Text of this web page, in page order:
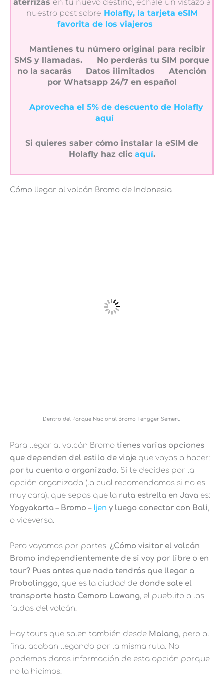
aterrizas en tu nuevo destino, échale un vistazo a
nuestro post sobre Holafly, la tarjeta eSIM
favorita de los viajeros
Mantienes tu número original para recibir
SMS y llamadas.
No perderás tu SIM porque
no la sacarás
Datos ilimitados
Atención
por Whatsapp 24/7 en español
Aprovecha el 5% de descuento de Holafly
aquí
Si quieres saber cómo instalar la eSIM de
Holafly haz clic aquí.
Cómo llegar al volcán Bromo de Indonesia
Dentro del Parque Nacional Bromo Tengger Semeru
Para llegar al volcán Bromo tienes varias opciones
que dependen del estilo de viaje que vayas a hacer:
por tu cuenta o organizado. Si te decides por la
opción organizada (la cual recomendamos si no es
muy cara), que sepas que la ruta estrella en Java es:
Yogyakarta – Bromo – Ijen y luego conectar con Bali,
o viceversa.
Pero vayamos por partes. ¿Cómo visitar el volcán
Bromo independientemente de si voy por libre o en
tour? Pues antes que nada tendrás que llegar a
Probolinggo, que es la ciudad de donde sale el
transporte hasta Cemoro Lawang, el pueblito a las
faldas del volcán.
Hay tours que salen también desde Malang, pero al
final acaban llegando por la misma ruta. No
podemos daros información de esta opción porque
no la hicimos.